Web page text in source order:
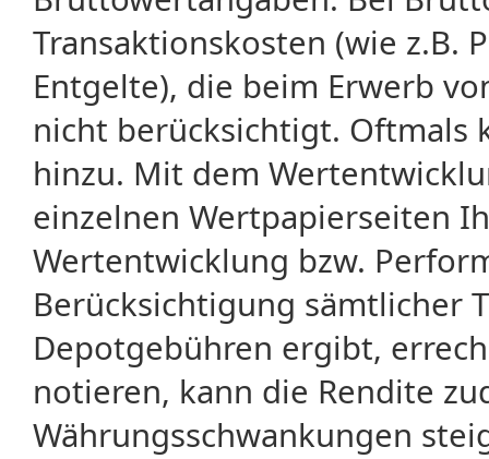
Transaktionskosten (wie z.B.
Entgelte), die beim Erwerb
nicht berücksichtigt. Oftmals
hinzu. Mit dem
einzelnen Wertpapierseiten
Wertentwicklung bzw.
Berücksichtigung sämtlicher
Depotgebühren ergibt,
notieren, kann die Rendite
Währungsschwankungen